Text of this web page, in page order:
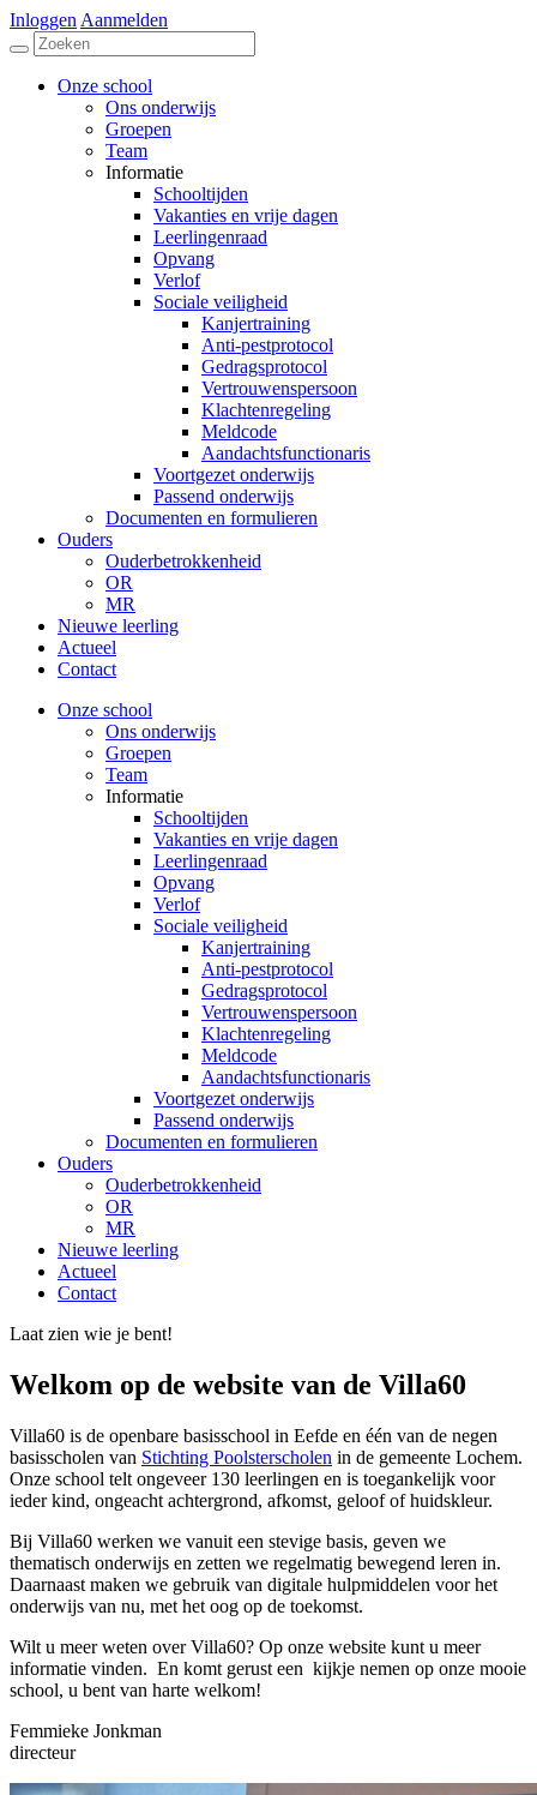
Inloggen Aanmelden
Onze school
Ons onderwijs
Groepen
Team
Informatie
Schooltijden
Vakanties en vrije dagen
Leerlingenraad
Opvang
Verlof
Sociale veiligheid
Kanjertraining
Anti-pestprotocol
Gedragsprotocol
Vertrouwenspersoon
Klachtenregeling
Meldcode
Aandachtsfunctionaris
Voortgezet onderwijs
Passend onderwijs
Documenten en formulieren
Ouders
Ouderbetrokkenheid
OR
MR
Nieuwe leerling
Actueel
Contact
Onze school
Ons onderwijs
Groepen
Team
Informatie
Schooltijden
Vakanties en vrije dagen
Leerlingenraad
Opvang
Verlof
Sociale veiligheid
Kanjertraining
Anti-pestprotocol
Gedragsprotocol
Vertrouwenspersoon
Klachtenregeling
Meldcode
Aandachtsfunctionaris
Voortgezet onderwijs
Passend onderwijs
Documenten en formulieren
Ouders
Ouderbetrokkenheid
OR
MR
Nieuwe leerling
Actueel
Contact
Laat zien wie je bent!
Welkom op de website van de Villa60
Villa60 is de openbare basisschool in Eefde en één van de negen
basisscholen van Stichting Poolsterscholen in de gemeente Lochem.
Onze school telt ongeveer 130 leerlingen en is toegankelijk voor
ieder kind, ongeacht achtergrond, afkomst, geloof of huidskleur.
Bij Villa60 werken we vanuit een stevige basis, geven we
thematisch onderwijs en zetten we regelmatig bewegend leren in.
Daarnaast maken we gebruik van digitale hulpmiddelen voor het
onderwijs van nu, met het oog op de toekomst.
Wilt u meer weten over Villa60? Op onze website kunt u meer
informatie vinden. En komt gerust een kijkje nemen op onze mooie
school, u bent van harte welkom!
Femmieke Jonkman
directeur